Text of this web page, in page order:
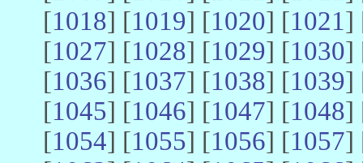
[1018] [1019] [1020] [1021]
[1027] [1028] [1029] [1030]
[1036] [1037] [1038] [1039]
[1045] [1046] [1047] [1048]
[1054] [1055] [1056] [1057]